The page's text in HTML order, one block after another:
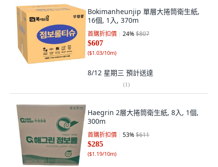
Bokimanheunjip 單層大捲筒衛生紙,
16個, 1入, 370m
首購折扣價 24%$807
$607
($1.03/10m)
8/12 星期三 預計送達
(1)
Haegrin 2層大捲筒衛生紙, 8入, 1個,
300m
首購折扣價 53%$611
$285
($1.19/10m)